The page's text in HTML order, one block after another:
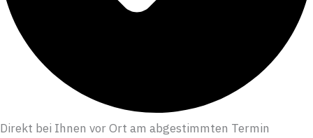
Direkt bei Ihnen vor Ort am abgestimmten Termin